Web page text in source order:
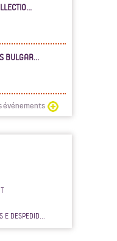
BULGAR...
événements
DESPEDID...